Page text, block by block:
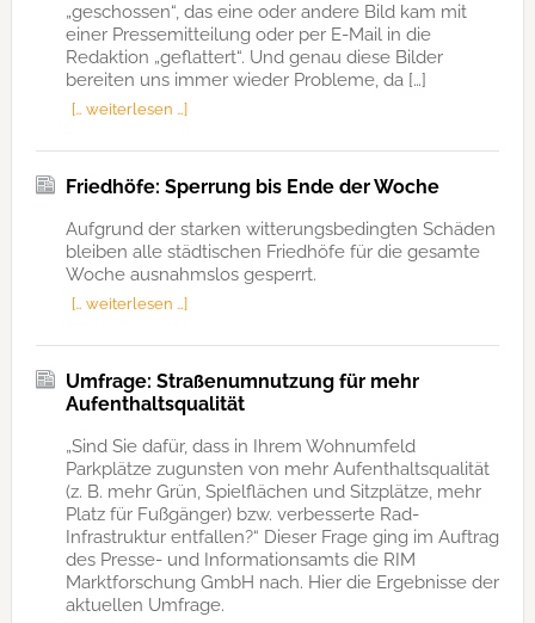
„geschossen“, das eine oder andere Bild kam mit
einer Pressemitteilung oder per E-Mail in die
Redaktion „geflattert“. Und genau diese Bilder
bereiten uns immer wieder Probleme, da […]
[… weiterlesen …]
Friedhöfe: Sperrung bis Ende der Woche
Aufgrund der starken witterungsbedingten Schäden
bleiben alle städtischen Friedhöfe für die gesamte
Woche ausnahmslos gesperrt.
[… weiterlesen …]
Umfrage: Straßenumnutzung für mehr
Aufenthaltsqualität
„Sind Sie dafür, dass in Ihrem Wohnumfeld
Parkplätze zugunsten von mehr Aufenthaltsqualität
(z. B. mehr Grün, Spielflächen und Sitzplätze, mehr
Platz für Fußgänger) bzw. verbesserte Rad-
Infrastruktur entfallen?“ Dieser Frage ging im Auftrag
des Presse- und Informationsamts die RIM
Marktforschung GmbH nach. Hier die Ergebnisse der
aktuellen Umfrage.